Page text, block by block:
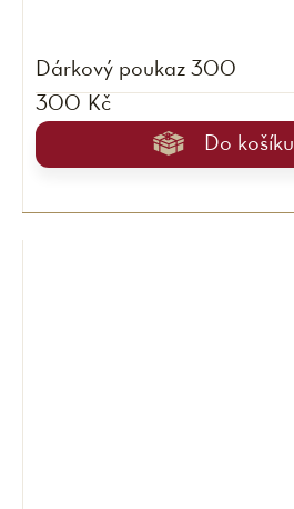
Dárkový poukaz 300
300 Kč
Do košíku